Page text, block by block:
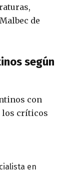
de
según
con
los críticos
en